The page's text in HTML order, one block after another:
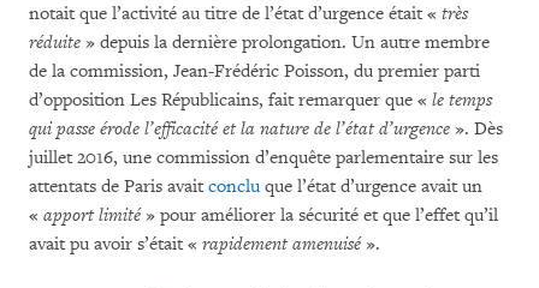
notait que l’activité au titre de l’état d’urgence était « très
réduite » depuis la dernière prolongation. Un autre membre
de la commission, Jean-Frédéric Poisson, du premier parti
d’opposition Les Républicains, fait remarquer que « le temps
qui passe érode l’efficacité et la nature de l’état d’urgence ». Dès
juillet 2016, une commission d’enquête parlementaire sur les
attentats de Paris avait concluque l’état d’urgence avait un
« apport limité» pour améliorer la sécurité et que l’effet qu’il
avait pu avoir s’était « rapidement amenuisé».